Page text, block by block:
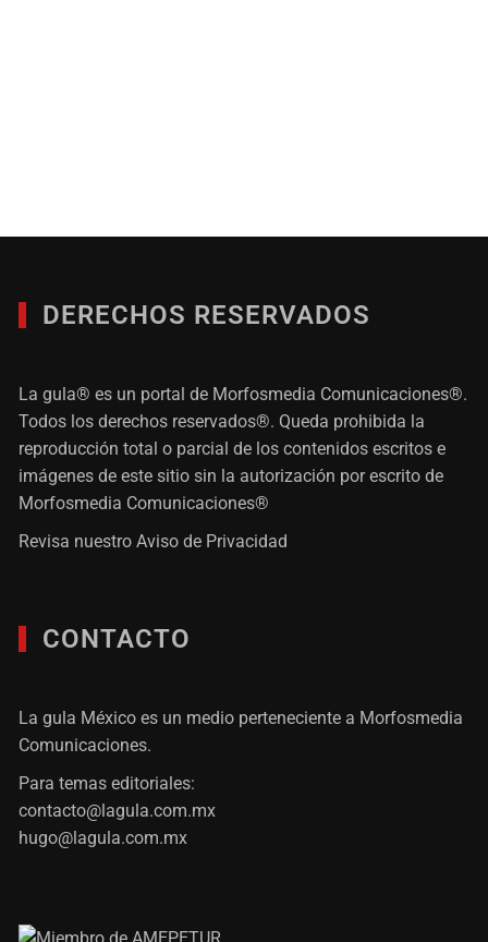
DERECHOS RESERVADOS
La gula® es un portal de Morfosmedia Comunicaciones®.
Todos los derechos reservados®. Queda prohibida la
reproducción total o parcial de los contenidos escritos e
imágenes de este sitio sin la autorización por escrito de
Morfosmedia Comunicaciones®
Revisa nuestroAviso de Privacidad
CONTACTO
La gula México es un medio perteneciente a Morfosmedia
Comunicaciones.
Para temas editoriales:
contacto@lagula.com.mx
hugo@lagula.com.mx